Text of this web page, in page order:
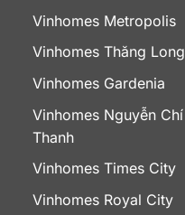
Vinhomes Metropolis
Vinhomes Thăng Long
Vinhomes Gardenia
Vinhomes Nguyễn Chí
Thanh
Vinhomes Times City
Vinhomes Royal City